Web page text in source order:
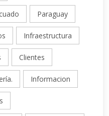
Paraguay
Infraestructura
Clientes
Informacion